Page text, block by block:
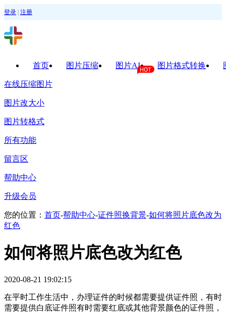
登录 注册
首页 图片压缩 图片AI 图片格式转换
在线压缩图片
图片改大小
图片转格式
所有功能
留言区
帮助中心
升级会员
您的位置： 首页-帮助中心-证件照换背景-如何将照片底色改为
红色
如何将照片底色改为红色
2020-08-21 19:02:15
在平时工作生活中，办理证件的时候都需要提供证件照，有时
需要提供白底证件照有时需要红底或其他背景颜色的证件照，